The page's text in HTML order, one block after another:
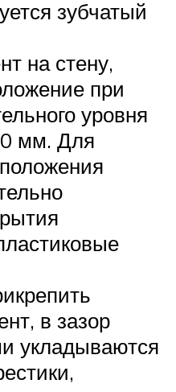
зубчатый
на стену,
при
уровня
мм. Для
в зазор
укладываются